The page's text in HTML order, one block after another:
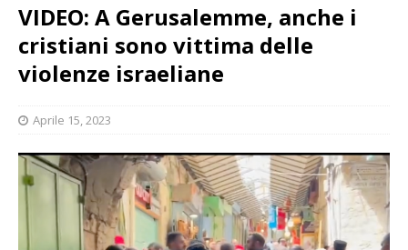
VIDEO: A Gerusalemme, anche i
cristiani sono vittima delle
violenze israeliane
Aprile 15, 2023